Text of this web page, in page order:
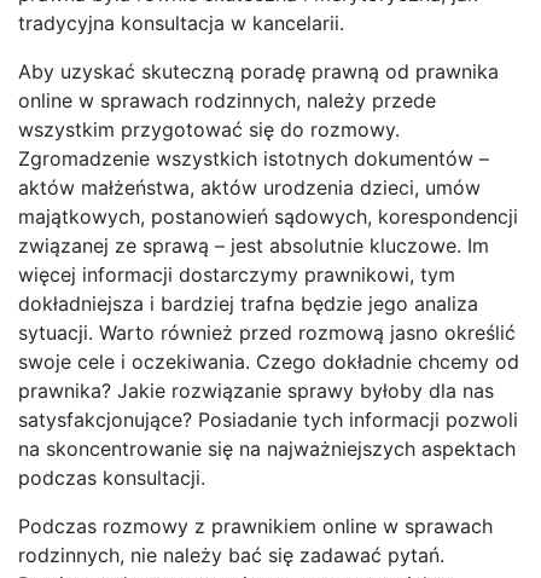
tradycyjna konsultacja w kancelarii.
Aby uzyskać skuteczną poradę prawną od prawnika
online w sprawach rodzinnych, należy przede
wszystkim przygotować się do rozmowy.
Zgromadzenie wszystkich istotnych dokumentów –
aktów małżeństwa, aktów urodzenia dzieci, umów
majątkowych, postanowień sądowych, korespondencji
związanej ze sprawą – jest absolutnie kluczowe. Im
więcej informacji dostarczymy prawnikowi, tym
dokładniejsza i bardziej trafna będzie jego analiza
sytuacji. Warto również przed rozmową jasno określić
swoje cele i oczekiwania. Czego dokładnie chcemy od
prawnika? Jakie rozwiązanie sprawy byłoby dla nas
satysfakcjonujące? Posiadanie tych informacji pozwoli
na skoncentrowanie się na najważniejszych aspektach
podczas konsultacji.
Podczas rozmowy z prawnikiem online w sprawach
rodzinnych, nie należy bać się zadawać pytań.